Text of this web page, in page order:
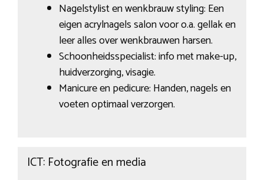
Nagelstylist en wenkbrauw styling: Een
eigen acrylnagels salon voor o.a. gellak en
leer alles over wenkbrauwen harsen.
Schoonheidsspecialist: info met make-up,
huidverzorging, visagie.
Manicure en pedicure: Handen, nagels en
voeten optimaal verzorgen.
ICT: Fotografie en media